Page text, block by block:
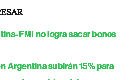
FMI no logra sacar bonos
Argentina subirán 15% para